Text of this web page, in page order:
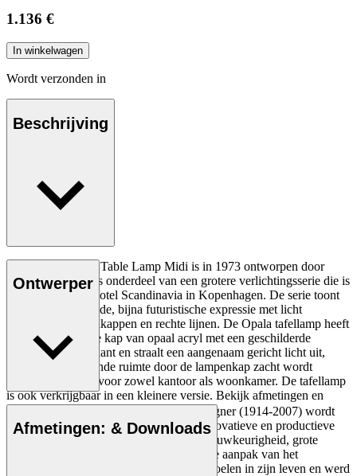
1.136 €
In winkelwagen
Wordt verzonden in
Beschrijving
De HJW02 Opala Table Lamp Midi is in 1973 ontworpen door
Hans J. Wegner als onderdeel van een grotere verlichtingsserie die is
ontworpen voor Hotel Scandinavia in Kopenhagen. De serie toont
een onderscheidende, bijna futuristische expressie met licht
gekantelde lampenkappen en rechte lijnen. De Opala tafellamp heeft
een asymmetrische kap van opaal acryl met een geschilderde
aluminium bovenkant en straalt een aangenaam gericht licht uit,
terwijl de omliggende ruimte door de lampenkap zacht wordt
verlicht. Geschikt voor zowel kantoor als woonkamer. De tafellamp
is ook verkrijgbaar in een kleinere versie. Bekijk afmetingen en
downloads voor meer productdetails.
Lees meer
Ontwerper
De Deense meubelontwerper Hans J. Wegner (1914-2007) wordt
gezien als een van de meest creatieve, innovatieve en productieve
ontwerpers aller tijden, bekend om zijn nauwkeurigheid, grote
inzicht in vakmanschap en compromisloze aanpak van het
ontwerpen. Wegner ontwierp bijna 500 stoelen in zijn leven en werd
Afmetingen: & Downloads